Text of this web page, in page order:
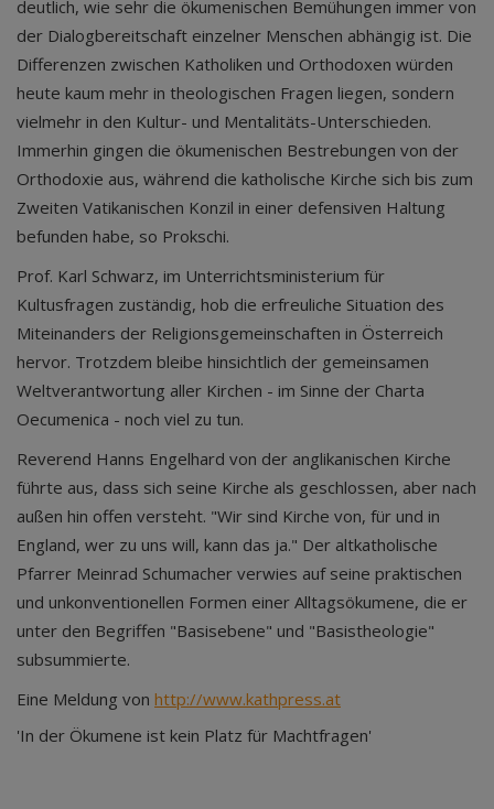
deutlich, wie sehr die ökumenischen Bemühungen immer von
der Dialogbereitschaft einzelner Menschen abhängig ist. Die
Differenzen zwischen Katholiken und Orthodoxen würden
heute kaum mehr in theologischen Fragen liegen, sondern
vielmehr in den Kultur- und Mentalitäts-Unterschieden.
Immerhin gingen die ökumenischen Bestrebungen von der
Orthodoxie aus, während die katholische Kirche sich bis zum
Zweiten Vatikanischen Konzil in einer defensiven Haltung
befunden habe, so Prokschi.
Prof. Karl Schwarz, im Unterrichtsministerium für
Kultusfragen zuständig, hob die erfreuliche Situation des
Miteinanders der Religionsgemeinschaften in Österreich
hervor. Trotzdem bleibe hinsichtlich der gemeinsamen
Weltverantwortung aller Kirchen - im Sinne der Charta
Oecumenica - noch viel zu tun.
Reverend Hanns Engelhard von der anglikanischen Kirche
führte aus, dass sich seine Kirche als geschlossen, aber nach
außen hin offen versteht. "Wir sind Kirche von, für und in
England, wer zu uns will, kann das ja." Der altkatholische
Pfarrer Meinrad Schumacher verwies auf seine praktischen
und unkonventionellen Formen einer Alltagsökumene, die er
unter den Begriffen "Basisebene" und "Basistheologie"
subsummierte.
Eine Meldung von http://www.kathpress.at
'In der Ökumene ist kein Platz für Machtfragen'